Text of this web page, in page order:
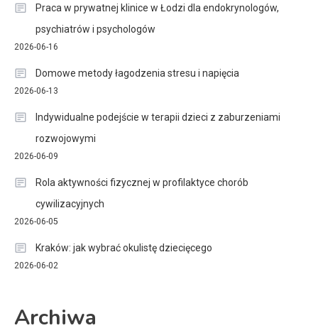
Praca w prywatnej klinice w Łodzi dla endokrynologów,
psychiatrów i psychologów
2026-06-16
Domowe metody łagodzenia stresu i napięcia
2026-06-13
Indywidualne podejście w terapii dzieci z zaburzeniami
rozwojowymi
2026-06-09
Rola aktywności fizycznej w profilaktyce chorób
cywilizacyjnych
2026-06-05
Kraków: jak wybrać okulistę dziecięcego
2026-06-02
Archiwa